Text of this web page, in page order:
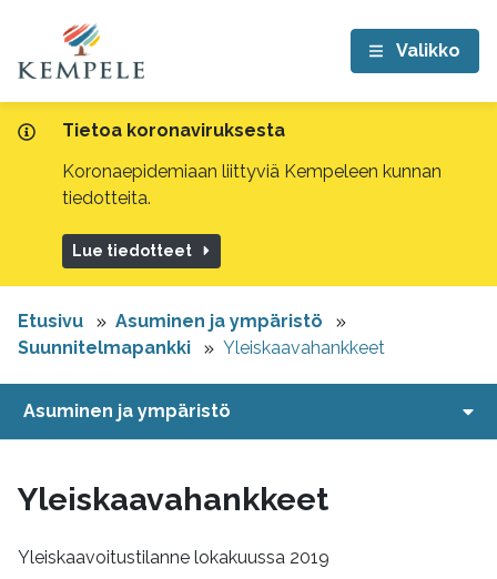
Tietoa koronaviruksesta
Koronaepidemiaan liittyviä Kempeleen kunnan
tiedotteita.
Lue tiedotteet
Valikko
Etusivu
Asuminen ja ympäristö
Suunnitelmapankki
Yleiskaavahankkeet
Asuminen ja ympäristö
Yleiskaavahankkeet
Yleiskaavoitustilanne lokakuussa 2019